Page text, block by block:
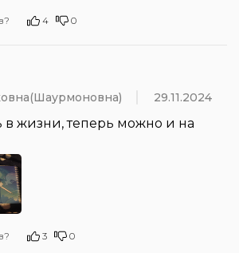
4 0
29.11.2024
в жизни, теперь можно и на
3 0